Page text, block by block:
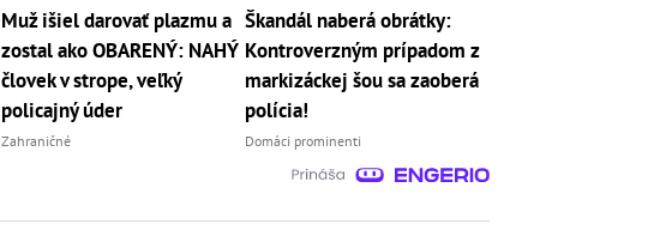
Muž išiel darovať plazmu a
zostal ako OBARENÝ: NAHÝ
človek v strope, veľký
policajný úder
Zahraničné
Škandál naberá obrátky:
Kontroverzným prípadom z
markizáckej šou sa zaoberá
polícia!
Domáci prominenti